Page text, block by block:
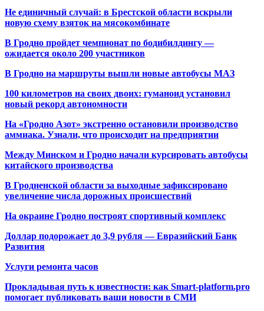
Не единичный случай: в Брестской области вскрыли
новую схему взяток на мясокомбинате
В Гродно пройдет чемпионат по бодибилдингу —
ожидается около 200 участников
В Гродно на маршруты вышли новые автобусы МАЗ
100 километров на своих двоих: гуманоид установил
новый рекорд автономности
На «Гродно Азот» экстренно остановили производство
аммиака. Узнали, что происходит на предприятии
Между Минском и Гродно начали курсировать автобусы
китайского производства
В Гродненской области за выходные зафиксировано
увеличение числа дорожных происшествий
На окраине Гродно построят спортивный комплекс
Доллар подорожает до 3,9 рубля — Евразийский Банк
Развития
Услуги ремонта часов
Прокладывая путь к известности: как Smart-platform.pro
помогает публиковать ваши новости в СМИ